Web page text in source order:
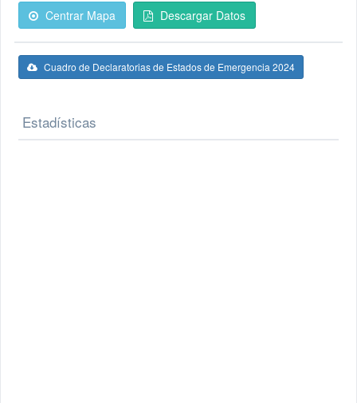
Centrar Mapa Descargar Datos
Cuadro de Declaratorias de Estados de Emergencia 2024
Estadísticas